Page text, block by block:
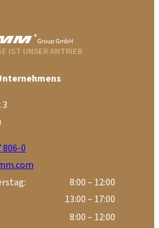
IST UNSER ANTRIEB
806-0
8:00 – 12:00
13:00 – 17:00
8:00 – 12:00